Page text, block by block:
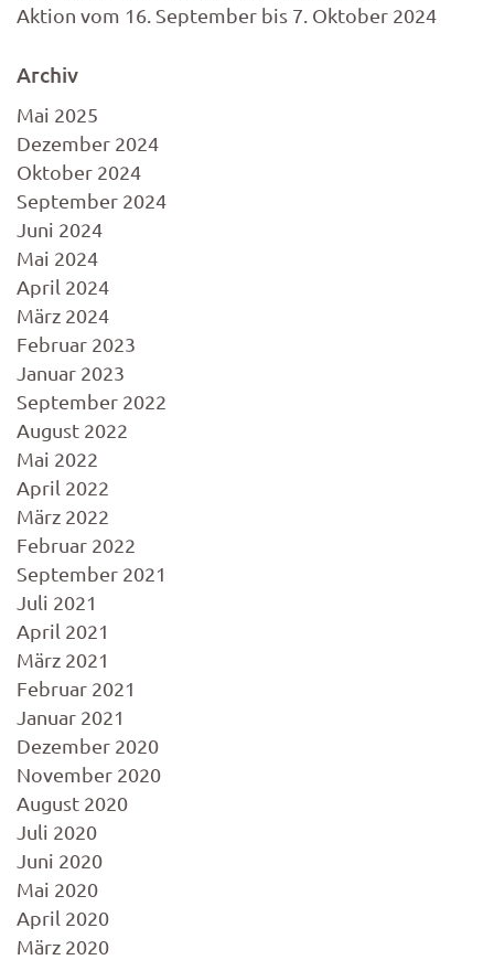
Aktion vom 16. September bis 7. Oktober 2024
Archiv
Mai 2025
Dezember 2024
Oktober 2024
September 2024
Juni 2024
Mai 2024
April 2024
März 2024
Februar 2023
Januar 2023
September 2022
August 2022
Mai 2022
April 2022
März 2022
Februar 2022
September 2021
Juli 2021
April 2021
März 2021
Februar 2021
Januar 2021
Dezember 2020
November 2020
August 2020
Juli 2020
Juni 2020
Mai 2020
April 2020
März 2020